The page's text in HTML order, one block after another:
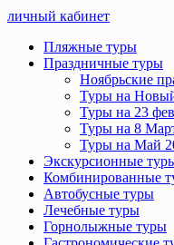
личный кабинет
Пляжные туры
Праздничные туры
Ноябрьские
Туры на
Туры на 23
Туры на 8
Туры на Май
Экскурсионные
Комбинированные
Автобусные туры
Лечебные туры
Горнолыжные туры